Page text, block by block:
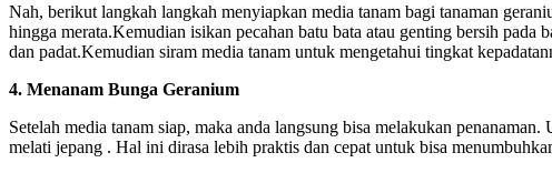
Nah, berikut langkah langkah menyiapkan media tanam bagi tanaman
hingga merata.Kemudian isikan pecahan batu bata atau genting bersih
dan padat.Kemudian siram media tanam untuk mengetahui tingkat
4. Menanam Bunga Geranium
Setelah media tanam siap, maka anda langsung bisa melakukan
melati jepang . Hal ini dirasa lebih praktis dan cepat untuk bisa